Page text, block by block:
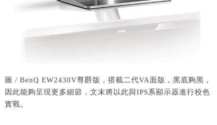
圖 / BenQ EW2430V尊爵版，搭載二代VA面版，黑底夠黑，
因此能夠呈現更多細節，文末將以此與IPS系顯示器進行校色
實戰。